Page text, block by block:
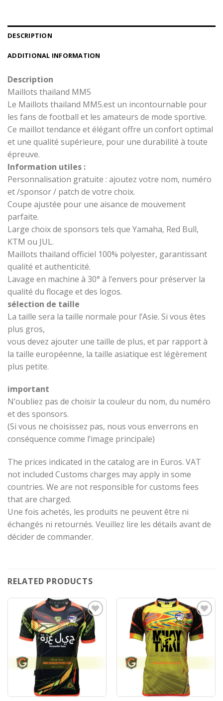
DESCRIPTION
ADDITIONAL INFORMATION
Description
Maillots thailand MM5
Le Maillots thailand MM5.est un incontournable pour
les fans de football et les amateurs de mode sportive.
Ce maillot tendance et élégant offre un confort optimal
et une qualité supérieure, pour une durabilité à toute
épreuve.
Information utiles :
Personnalisation gratuite : ajoutez votre nom, numéro
et /sponsor / patch de votre choix.
Coupe ajustée pour une aisance de mouvement
parfaite.
Large choix de sponsors tels que Yamaha, Red Bull,
KTM ou JUL.
Maillots thailand officiel 100% polyester, garantissant
qualité et authenticité.
Lavage en machine à 30° à l’envers pour préserver la
qualité du flocage et des logos.
sélection de taille
La taille sera la taille normale pour l’Asie. Si vous êtes
plus gros,
vous devez ajouter une taille de plus, et par rapport à
la taille européenne, la taille asiatique est légèrement
plus petite.
important
N’oubliez pas de choisir la couleur du nom, du numéro
et des sponsors.
(Si vous ne choisissez pas, nous vous enverrons en
conséquence comme l’image principale)
The prices indicated in the catalog are in Euros. VAT
not included Customs charges may apply in some
countries. We are not responsible for customs fees
that are charged.
Une fois achetés, les produits ne peuvent être ni
échangés ni retournés. Veuillez lire les détails avant de
décider de commander.
RELATED PRODUCTS